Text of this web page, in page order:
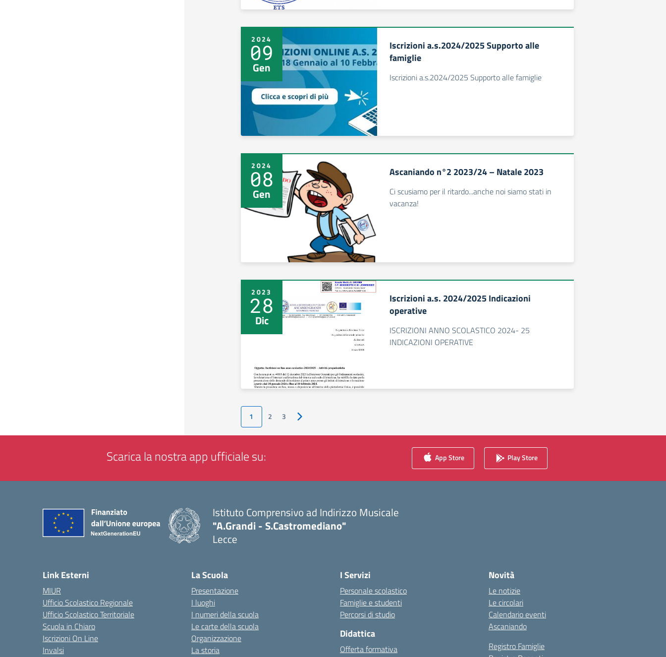
2024
09
Gen
Iscrizioni a.s.2024/2025 Supporto alle
famiglie
Iscrizioni a.s.2024/2025 Supporto alle famiglie
2024
08
Gen
Ascaniando n°2 2023/24 – Natale 2023
Ci scusiamo per il ritardo...anche noi siamo stati in
vacanza!
2023
28
Dic
Iscrizioni a.s. 2024/2025 Indicazioni
operative
ISCRIZIONI ANNO SCOLASTICO 2024- 25
INDICAZIONI OPERATIVE
1 2 3 Pagina successiva
Scarica la nostra app ufficiale su: App Store Play Store
Istituto Comprensivo ad Indirizzo Musicale
"A.Grandi - S.Castromediano"
Lecce
Link Esterni
MIUR
Ufficio Scolastico Regionale
Ufficio Scolastico Territoriale
Scuola in Chiaro
Iscrizioni On Line
Invalsi
La Scuola
Presentazione
I luoghi
I numeri della scuola
Le carte della scuola
Organizzazione
La storia
I Servizi
Personale scolastico
Famiglie e studenti
Percorsi di studio
Didattica
Offerta formativa
Novità
Le notizie
Le circolari
Calendario eventi
Ascaniando
Registro Famiglie